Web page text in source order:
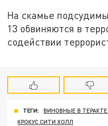
На скамье
13 обвиняются в
содействии
ТЕГИ:
ВИНОВНЫЕ В
КРОКУС СИТИ ХОЛЛ